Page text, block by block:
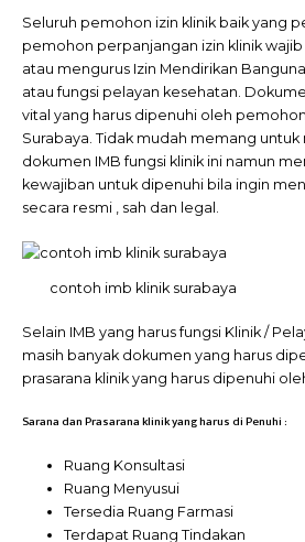
Seluruh pemohon izin klinik baik yang
pemohon perpanjangan izin klinik
atau mengurus Izin Mendirikan
atau fungsi pelayan kesehatan.
vital yang harus dipenuhi oleh
Surabaya. Tidak mudah memang
dokumen IMB fungsi klinik ini namun
kewajiban untuk dipenuhi bila ingin
secara resmi , sah dan legal.
contoh imb klinik surabaya
Selain IMB yang harus fungsi Klinik /
masih banyak dokumen yang harus
prasarana klinik yang harus dipenuhi
Sarana dan Prasarana klinik yang harus di Penuhi :
Ruang Konsultasi
Ruang Menyusui
Tersedia Ruang Farmasi
Terdapat Ruang Tindakan